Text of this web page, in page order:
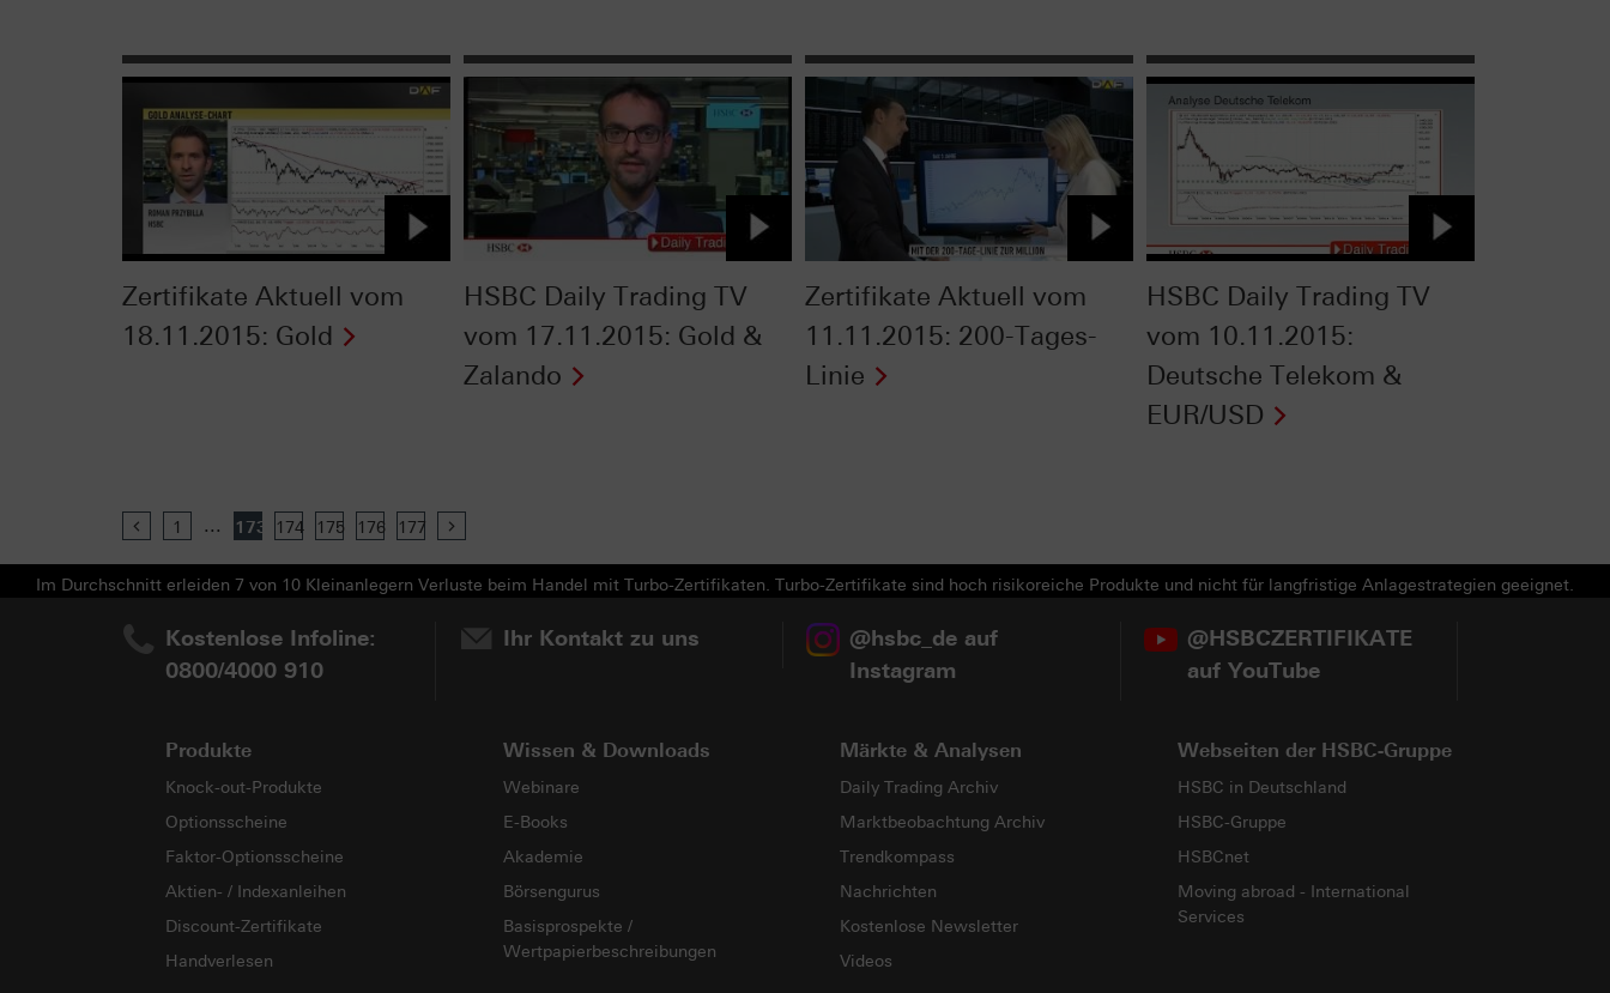
Zertifikate Aktuell vom
18.11.2015: Gold
HSBC Daily Trading TV
vom 17.11.2015: Gold &
Zalando
Zertifikate Aktuell vom
11.11.2015: 200-Tages-
Linie
HSBC Daily Trading TV
vom 10.11.2015:
Deutsche Telekom &
EUR/USD
Previous
1 ... 173 174 175 176 177
Im Durchschnitt erleiden 7 von 10 Kleinanlegern Verluste beim Handel mit Turbo-Zertifikaten. Turbo-Zertifikate sind hoch risikoreiche Produkte und nicht für langfristige Anlagestrategien geeignet.
Kostenlose Infoline:
0800/4000 910
Ihr Kontakt zu uns
@hsbc_de auf
Instagram
@HSBCZERTIFIKATE
auf YouTube
Produkte
Knock-out-Produkte
Optionsscheine
Faktor-Optionsscheine
Aktien- / Indexanleihen
Discount-Zertifikate
Handverlesen
Wissen & Downloads
Webinare
E-Books
Akademie
Börsengurus
Basisprospekte /
Wertpapierbeschreibungen
Märkte & Analysen
Daily Trading Archiv
Marktbeobachtung Archiv
Trendkompass
Nachrichten
Kostenlose Newsletter
Videos
Webseiten der HSBC-Gruppe
HSBC in Deutschland
HSBC-Gruppe
HSBCnet
Moving abroad - International
Services